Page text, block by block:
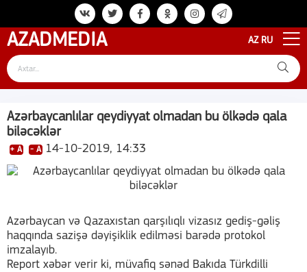
AZADMEDIA AZ RU
Azərbaycanlılar qeydiyyat olmadan bu ölkədə qala
biləcəklər
+ A - A 14-10-2019, 14:33
Azərbaycan və Qazaxıstan qarşılıqlı vizasız gediş-gəliş
haqqında sazişə dəyişiklik edilməsi barədə protokol
imzalayıb.
Report xəbər verir ki, müvafiq sənəd Bakıda Türkdilli